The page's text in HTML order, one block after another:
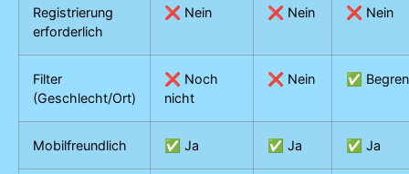
Registrierung
erforderlich
❌ Nein ❌ Nein ❌ Nein
Filter
(Geschlecht/Ort)
❌ Noch
nicht
❌ Nein ✅
Mobilfreundlich ✅ Ja ✅ Ja ✅ Ja